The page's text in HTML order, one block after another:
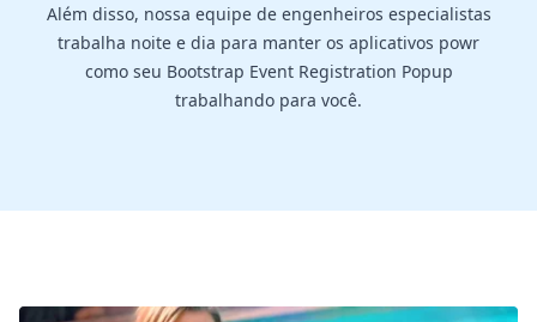
Além disso, nossa equipe de engenheiros especialistas
trabalha noite e dia para manter os aplicativos powr
como seu Bootstrap Event Registration Popup
trabalhando para você.